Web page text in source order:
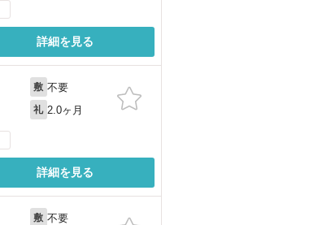
詳細を見る
敷 不要
礼 2.0ヶ月
詳細を見る
敷 不要